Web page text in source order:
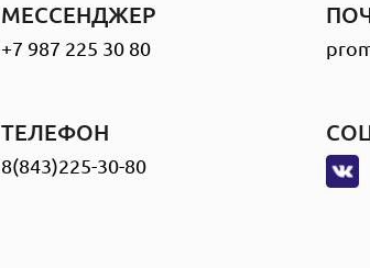
МЕССЕНДЖЕР
+7 987 225 30 80
ТЕЛЕФОН
8(843)225-30-80